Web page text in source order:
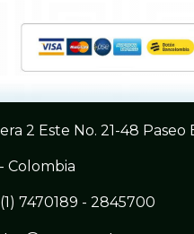
2 Este No. 21-48 Paseo
Colombia
7470189 - 2845700